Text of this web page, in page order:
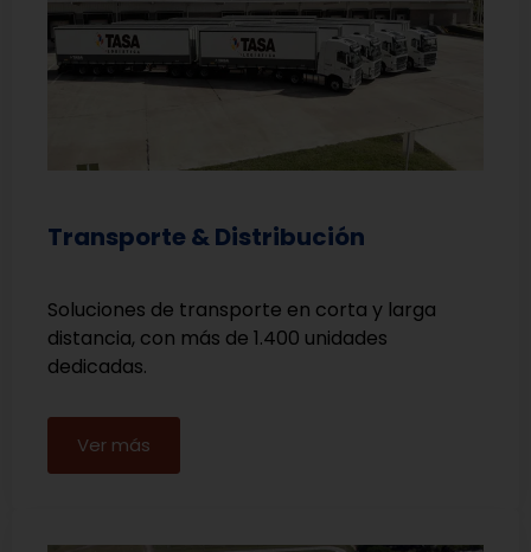
Transporte & Distribución
Soluciones de transporte en corta y larga
distancia, con más de 1.400 unidades
dedicadas.
Ver más